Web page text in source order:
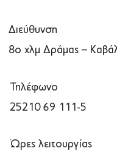
Διεύθυνση
8ο χλμ Δράμας –
Τηλέφωνο
25210 69 111-5
Ώρες λειτουργίας